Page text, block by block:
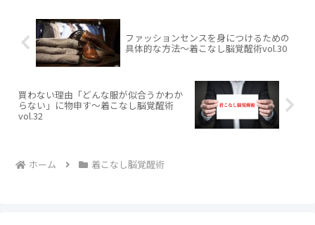
ファッションセンスを身につけるための
具体的な方法〜着こなし脳覚醒術vol.30
買わない理由「どんな服が似合うかわか
らない」に物申す〜着こなし脳覚醒術
vol.32
ホーム 着こなし脳覚醒術